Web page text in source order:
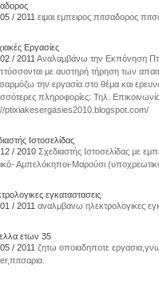
/ 2011 ειμαι εμπειρος πιτσαδορος
Εργασίες
/ 2011 Αναλαμβάνω την Εκπόνηση
με αυστηρή τήρηση των
την εργασία στο θέμα και
πληροφορίες: Τηλ.
ptixiakesergasies2010.blogspot.com/
Ιστοσελίδας
/ 2010 Σχεδιαστής Ιστοσελίδας με
Αμπελόκηποι-Μαρούσι
εγκαταστασεις
/ 2011 αναλμβανω ηλεκτρολογικες
ετων 35
/ 2011 ζητω οποιαδηποτε